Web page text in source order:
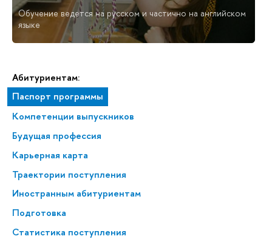
Абитуриентам:
Паспорт программы
Компетенции выпускников
Будущая профессия
Карьерная карта
Траектории поступления
Иностранным абитуриентам
Подготовка
Статистика поступления
Обучение ведется на русском и частично на английском
языке